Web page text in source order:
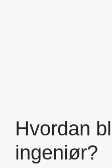
Hvordan
ingeniør?